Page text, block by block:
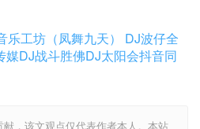
乐工坊（凤舞九天）
DJ波仔全
媒DJ战斗胜佛DJ太阳会抖音同
，该文观点仅代表作者本人。本站